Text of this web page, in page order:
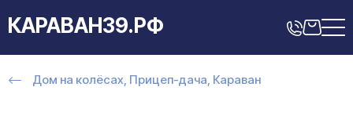
КАРАВАН39.РФ
Дом на колёсах, Прицеп-дача, Караван